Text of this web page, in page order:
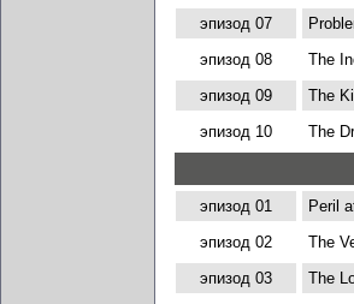
эпизод 07
эпизод 08
The
эпизод 09
The
эпизод 10
The
эпизод 01
Peril
эпизод 02
The
эпизод 03
The